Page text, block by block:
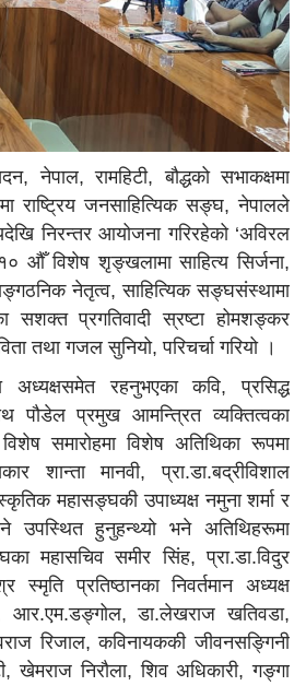
नेपाल, रामहिटी, बौद्धको सभाकक्षमा
राष्ट्रिय जनसाहित्यिक सङ्घ, नेपालले
निरन्तर आयोजना गरिरहेको ‘अविरल
औँ विशेष शृङ्खलामा साहित्य सिर्जना,
नेतृत्व, साहित्यिक सङ्घसंस्थामा
सशक्त प्रगतिवादी स्रष्टा होमशङ्कर
तथा गजल सुनियो, परिचर्चा गरियो ।
अध्यक्षसमेत रहनुभएका कवि, प्रसिद्ध
पौडेल प्रमुख आमन्त्रित व्यक्तित्वका
समारोहमा विशेष अतिथिका रूपमा
शान्ता मानवी, प्रा.डा.बद्रीविशाल
महासङ्घकी उपाध्यक्ष नमुना शर्मा र
उपस्थित हुनुहन्थ्यो भने अतिथिहरूमा
महासचिव समीर सिंह, प्रा.डा.विदुर
स्मृति प्रतिष्ठानका निवर्तमान अध्यक्ष
आर.एम.डङ्गोल, डा.लेखराज खतिवडा,
रिजाल, कविनायककी जीवनसङ्गिनी
खेमराज निरौला, शिव अधिकारी, गङ्गा